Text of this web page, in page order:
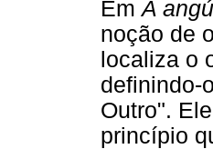
EmA
noção de
localiza o
definindo-
Outro".
princípio